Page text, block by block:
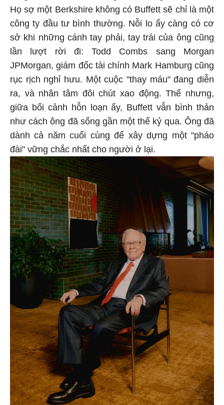
Họ sợ một Berkshire không có Buffett sẽ chỉ là một
công ty đầu tư bình thường. Nỗi lo ấy càng có cơ
sở khi những cánh tay phải, tay trái của ông cũng
lần lượt rời đi: Todd Combs sang Morgan
JPMorgan, giám đốc tài chính Mark Hamburg cũng
rục rịch nghỉ hưu. Một cuộc "thay máu" đang diễn
ra, và nhân tâm đôi chút xao động. Thế nhưng,
giữa bối cảnh hỗn loạn ấy, Buffett vẫn bình thản
như cách ông đã sống gần một thế kỷ qua. Ông đã
dành cả năm cuối cùng để xây dựng một "pháo
đài" vững chắc nhất cho người ở lại.